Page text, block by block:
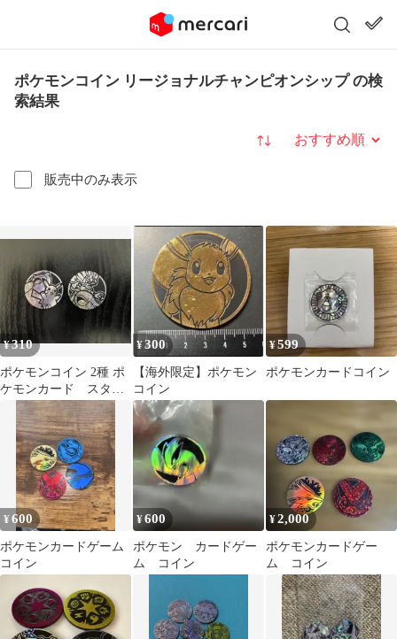
ポケモンコイン リージョナルチャンピオンシップ の検
索結果
販売中のみ表示
並び替え
¥310
ポケモンコイン 2種 ポ
ケモンカード スター
トデッキジェネレーシ
ョンズ
¥300
【海外限定】ポケモン
コイン
¥599
ポケモンカードコイン
¥600
ポケモンカードゲーム
コイン
¥600
ポケモン カードゲー
ム コイン
¥2,000
ポケモンカードゲー
ム コイン